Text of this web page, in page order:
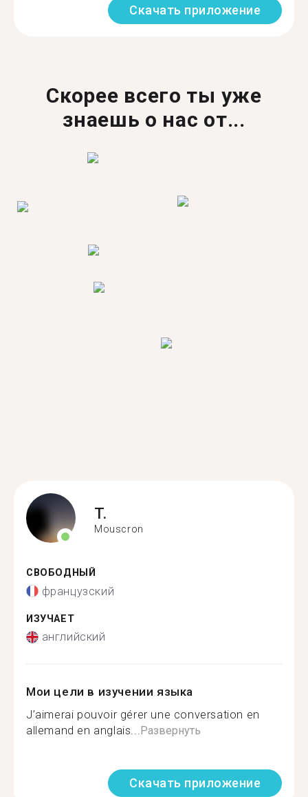
Скачать приложение
Скорее всего ты уже
знаешь о нас от...
T.
Mouscron
СВОБОДНЫЙ
французский
ИЗУЧАЕТ
английский
Мои цели в изучении языка
J’aimerai pouvoir gérer une conversation en
allemand en anglais...Развернуть
Скачать приложение